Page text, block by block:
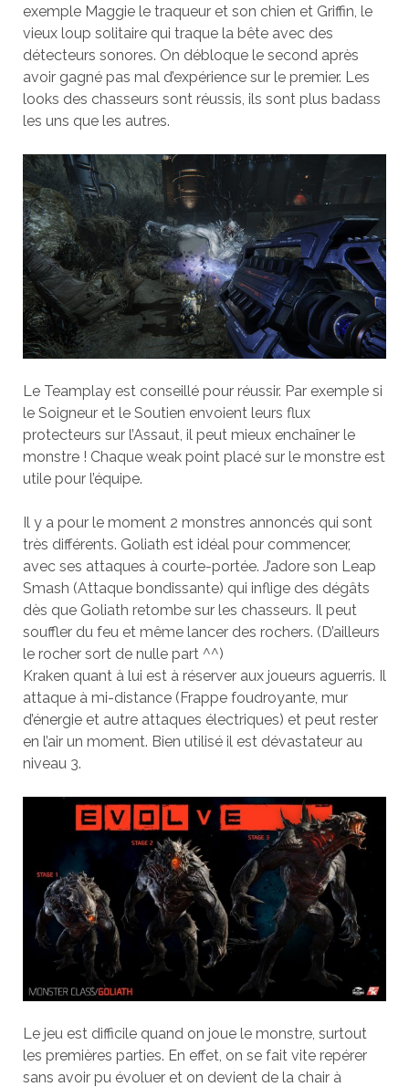
exemple Maggie le traqueur et son chien et Griffin, le
vieux loup solitaire qui traque la bête avec des
détecteurs sonores. On débloque le second après
avoir gagné pas mal d’expérience sur le premier. Les
looks des chasseurs sont réussis, ils sont plus badass
les uns que les autres.
Le Teamplay est conseillé pour réussir. Par exemple si
le Soigneur et le Soutien envoient leurs flux
protecteurs sur l’Assaut, il peut mieux enchaîner le
monstre ! Chaque weak point placé sur le monstre est
utile pour l’équipe.
Il y a pour le moment 2 monstres annoncés qui sont
très différents. Goliath est idéal pour commencer,
avec ses attaques à courte-portée. J’adore son Leap
Smash (Attaque bondissante) qui inflige des dégâts
dès que Goliath retombe sur les chasseurs. Il peut
souffler du feu et même lancer des rochers. (D’ailleurs
le rocher sort de nulle part ^^)
Kraken quant à lui est à réserver aux joueurs aguerris. Il
attaque à mi-distance (Frappe foudroyante, mur
d’énergie et autre attaques électriques) et peut rester
en l’air un moment. Bien utilisé il est dévastateur au
niveau 3.
Le jeu est difficile quand on joue le monstre, surtout
les premières parties. En effet, on se fait vite repérer
sans avoir pu évoluer et on devient de la chair à